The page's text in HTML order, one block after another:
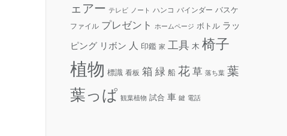
ェアー テレビ ノート ハンコ バインダー バスケ
ファイル プレゼント ホームページ ボトル ラッ
ピング リボン 人 印鑑 家 工具 木 椅子
植物 標識 看板 箱 緑 船 花 草 落ち葉 葉
葉っぱ 観葉植物 試合 車 鍵 電話